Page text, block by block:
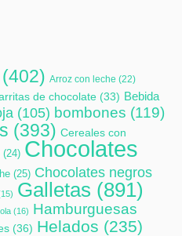
(402) Arroz con leche (22)
de chocolate (33) Bebida
(105) bombones (119)
(393) Cereales con
(24) Chocolates
(25) Chocolates negros
Galletas (891)
(16) Hamburguesas
(36) Helados (235)